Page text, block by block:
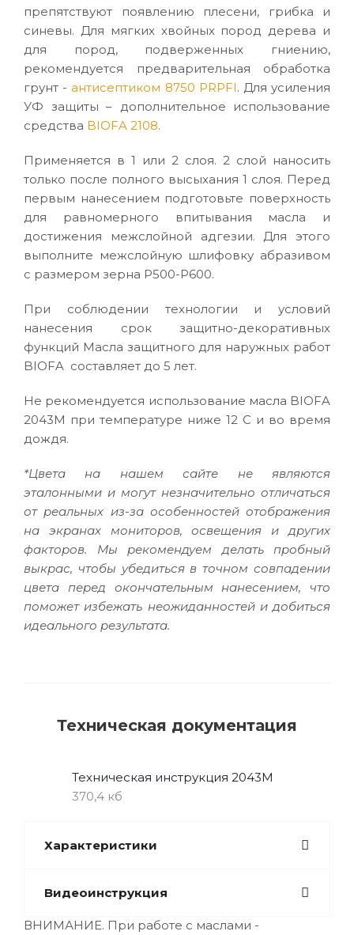
препятствуют появлению плесени, грибка и
синевы. Для мягких хвойных пород дерева и
для пород, подверженных гниению,
рекомендуется предварительная обработка
грунт - антисептиком 8750 PRPFI. Для усиления
УФ защиты – дополнительное использование
средства BIOFA 2108.
Применяется в 1 или 2 слоя. 2 слой наносить
только после полного высыхания 1 слоя. Перед
первым нанесением подготовьте поверхность
для равномерного впитывания масла и
достижения межслойной адгезии. Для этого
выполните межслойную шлифовку абразивом
с размером зерна P500-P600.
При соблюдении технологии и условий
нанесения срок защитно-декоративных
функций Масла защитного для наружных работ
BIOFA составляет до 5 лет.
Не рекомендуется использование масла BIOFA
2043М при температуре ниже 12 С и во время
дождя.
*Цвета на нашем сайте не являются
эталонными и могут незначительно отличаться
от реальных из-за особенностей отображения
на экранах мониторов, освещения и других
факторов. Мы рекомендуем делать пробный
выкрас, чтобы убедиться в точном совпадении
цвета перед окончательным нанесением, что
поможет избежать неожиданностей и добиться
идеального результата.
Техническая документация
Техническая инструкция 2043M
370,4 кб
Характеристики
Видеоинструкция
ВНИМАНИЕ. При работе с маслами -